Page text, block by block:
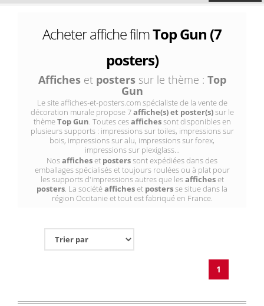
Acheter affiche filmTop Gun (7
posters)
Afficheset posterssur le thème : Top
Gun
Le site affiches-et-posters.com spécialiste de la vente de
décoration murale propose 7affiche(s) et poster(s)sur le
thèmeTop Gun. Toutes cesaffichessont disponibles en
plusieurs supports : impressions sur toiles, impressions sur
bois, impressions sur alu, impressions sur forex,
impressions sur plexiglass...
Nosafficheset posterssont expédiées dans des
emballages spécialisés et toujours roulées ou à plat pour
les supports d'impressions autres que lesafficheset
posters. La sociétéafficheset postersse situe dans la
région Occitanie et tout est fabriqué en France.
1